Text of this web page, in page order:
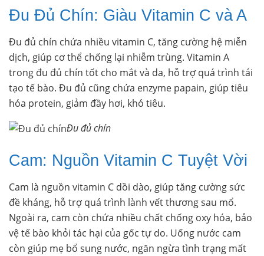
Đu Đủ Chín: Giàu Vitamin C và A
Đu đủ chín chứa nhiều vitamin C, tăng cường hệ miễn
dịch, giúp cơ thể chống lại nhiễm trùng. Vitamin A
trong đu đủ chín tốt cho mắt và da, hỗ trợ quá trình tái
tạo tế bào. Đu đủ cũng chứa enzyme papain, giúp tiêu
hóa protein, giảm đầy hơi, khó tiêu.
Đu đủ chín
Cam: Nguồn Vitamin C Tuyệt Vời
Cam là nguồn vitamin C dồi dào, giúp tăng cường sức
đề kháng, hỗ trợ quá trình lành vết thương sau mổ.
Ngoài ra, cam còn chứa nhiều chất chống oxy hóa, bảo
vệ tế bào khỏi tác hại của gốc tự do. Uống nước cam
còn giúp mẹ bổ sung nước, ngăn ngừa tình trạng mất